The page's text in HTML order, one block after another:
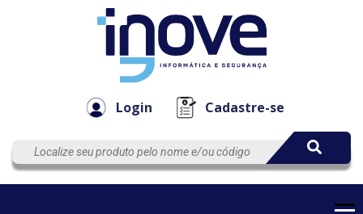
Login Cadastre-se
EmpresaAutomação